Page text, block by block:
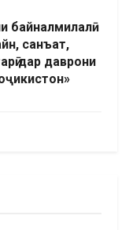
байналмилалӣ
санъат,
дар даврони